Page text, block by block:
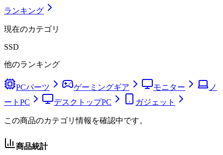
ランキング
現在のカテゴリ
SSD
他のランキング
PCパーツ ゲーミングギア モニター
ノ
ートPC
デスクトップPC ガジェット
この商品のカテゴリ情報を確認中です。
商品統計